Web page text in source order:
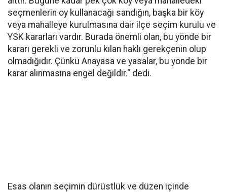
seçmenlerin oy kullanacağı sandığın, başka bir köy
veya mahalleye kurulmasına dair ilçe seçim kurulu ve
YSK kararları vardır. Burada önemli olan, bu yönde bir
kararı gerekli ve zorunlu kılan haklı gerekçenin olup
olmadığıdır. Çünkü Anayasa ve yasalar, bu yönde bir
karar alınmasına engel değildir.“ dedi.
Esas olanın seçimin dürüstlük ve düzen içinde